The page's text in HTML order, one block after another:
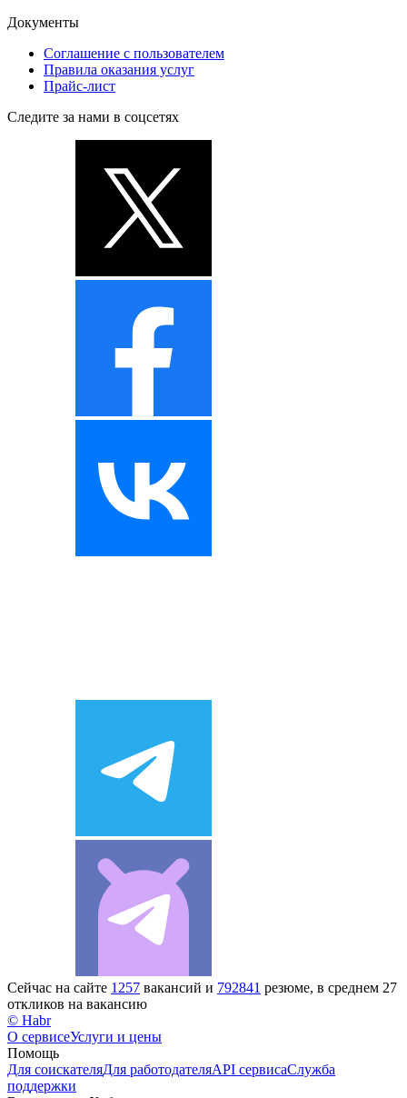
Документы
Соглашение с пользователем
Правила оказания услуг
Прайс-лист
Следите за нами в соцсетях
Сейчас на сайте 1257 вакансий и 792841 резюме, в среднем 27
откликов на вакансию
© Habr
О сервисеУслуги и цены
Помощь
Для соискателяДля работодателяAPI сервисаСлужба
поддержки